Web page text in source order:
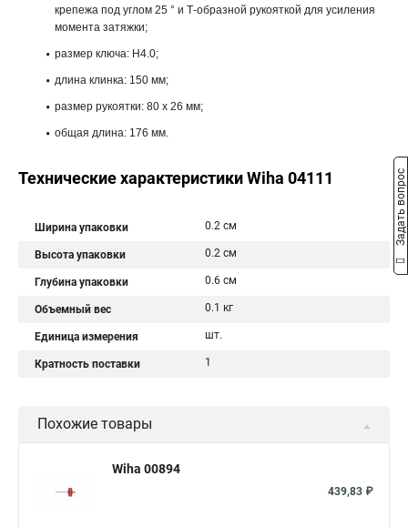
крепежа под углом 25 ° и Т-образной рукояткой для усиления
момента затяжки;
размер ключа: H4.0;
длина клинка: 150 мм;
размер рукоятки: 80 x 26 мм;
общая длина: 176 мм.
Технические характеристики Wiha 04111
Ширина упаковки 0.2 см
Высота упаковки 0.2 см
Глубина упаковки 0.6 см
Объемный вес 0.1 кг
Единица измерения шт.
Кратность поставки 1
Похожие товары
Wiha 00894
439,83 ₽
Задать вопрос